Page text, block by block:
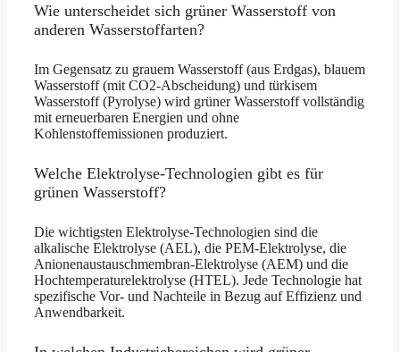
Wie unterscheidet sich grüner Wasserstoff von
anderen Wasserstoffarten?
Im Gegensatz zu grauem Wasserstoff (aus Erdgas), blauem
Wasserstoff (mit CO2-Abscheidung) und türkisem
Wasserstoff (Pyrolyse) wird grüner Wasserstoff vollständig
mit erneuerbaren Energien und ohne
Kohlenstoffemissionen produziert.
Welche Elektrolyse-Technologien gibt es für
grünen Wasserstoff?
Die wichtigsten Elektrolyse-Technologien sind die
alkalische Elektrolyse (AEL), die PEM-Elektrolyse, die
Anionenaustauschmembran-Elektrolyse (AEM) und die
Hochtemperaturelektrolyse (HTEL). Jede Technologie hat
spezifische Vor- und Nachteile in Bezug auf Effizienz und
Anwendbarkeit.